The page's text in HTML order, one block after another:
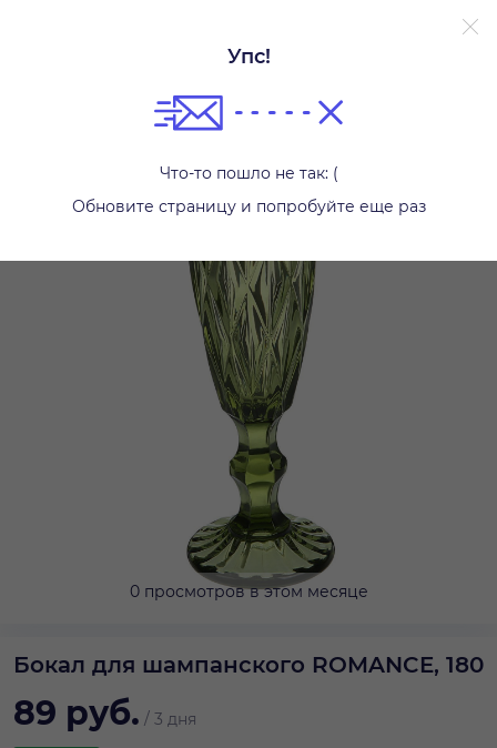
Упс!
Что-то пошло не так: (
Обновите страницу и попробуйте еще раз
0 просмотров в этом месяце
Бокал для шампанского ROMANCE, 180
89 руб. / 3 дня